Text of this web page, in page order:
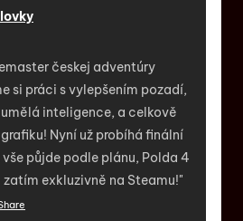
českej adventúry
si práci s vylepšením pozadí,
inteligence, a celkově
Nyní už probíhá finální
půjde podle plánu, Polda 4
exkluzivně na Steamu!"